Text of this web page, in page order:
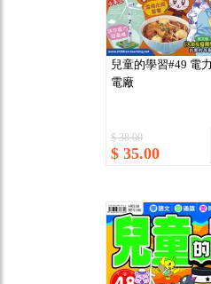
兒童的學習#49 電
電廠
$ 38.00
$ 35.00